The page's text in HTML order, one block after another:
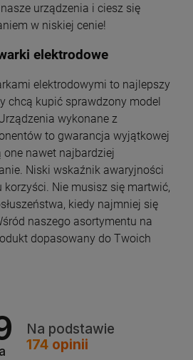
urządzenia i ciesz się
w niskiej cenie!
elektrodowe
elektrodowymi to najlepszy
chcą kupić sprawdzony model
wykonane z
to gwarancja wyjątkowej
one nawet najbardziej
Niski wskaźnik awaryjności
Nie musisz się martwić,
kiedy najmniej się
naszego asortymentu na
dopasowany do Twoich
Na podstawie
174opinii